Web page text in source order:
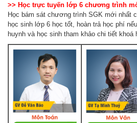
>> Học trực tuyến lớp 6 chương trình
Học bám sát chương trình SGK mới nhất
học sinh lớp 6 học tốt, hoàn trả học phí
huynh và học sinh tham khảo chi tiết khoá